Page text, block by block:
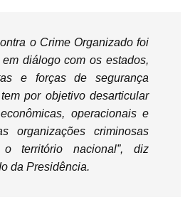
o Crime Organizado foi
diálogo com os estados,
e forças de segurança
por objetivo desarticular
operacionais e
organizações criminosas
território nacional”, diz
da Presidência.